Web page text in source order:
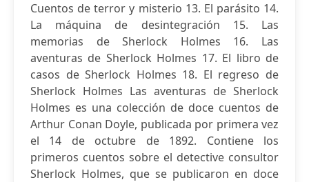
Cuentos de terror y misterio 13. El parásito 14.
La máquina de desintegración 15. Las
memorias de Sherlock Holmes 16. Las
aventuras de Sherlock Holmes 17. El libro de
casos de Sherlock Holmes 18. El regreso de
Sherlock Holmes Las aventuras de Sherlock
Holmes es una colección de doce cuentos de
Arthur Conan Doyle, publicada por primera vez
el 14 de octubre de 1892. Contiene los
primeros cuentos sobre el detective consultor
Sherlock Holmes, que se publicaron en doce